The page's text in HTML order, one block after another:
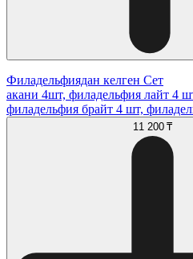
Филадельфиядан келген Сет
акани 4шт, филадельфия лайт 4
филадельфия брайт 4 шт,
11 200 ₸